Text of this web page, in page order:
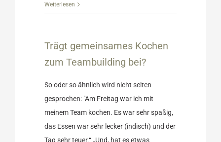
Weiterlesen
Trägt gemeinsames Kochen
zum Teambuilding bei?
So oder so ähnlich wird nicht selten
gesprochen: "Am Freitag war ich mit
meinem Team kochen. Es war sehr spaßig,
das Essen war sehr lecker (indisch) und der
Tag sehr teuer.“ „Und, hat es etwas